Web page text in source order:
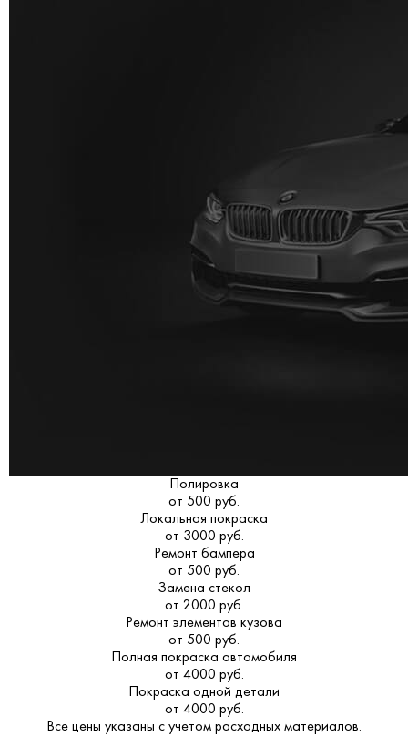
Полировка
от 500 руб.
Локальная покраска
от 3000 руб.
Ремонт бампера
от 500 руб.
Замена стекол
от 2000 руб.
Ремонт элементов кузова
от 500 руб.
Полная покраска автомобиля
от 4000 руб.
Покраска одной детали
от 4000 руб.
Все цены указаны с учетом расходных материалов.